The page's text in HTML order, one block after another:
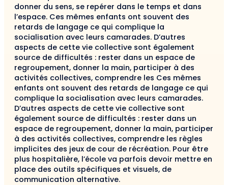
donner du sens, se repérer dans le temps et dans
l’espace. Ces mêmes enfants ont souvent des
retards de langage ce qui complique la
socialisation avec leurs camarades. D’autres
aspects de cette vie collective sont également
source de difficultés : rester dans un espace de
regroupement, donner la main, participer à des
activités collectives, comprendre les Ces mêmes
enfants ont souvent des retards de langage ce qui
complique la socialisation avec leurs camarades.
D’autres aspects de cette vie collective sont
également source de difficultés : rester dans un
espace de regroupement, donner la main, participer
à des activités collectives, comprendre les règles
implicites des jeux de cour de récréation. Pour être
plus hospitalière, l’école va parfois devoir mettre en
place des outils spécifiques et visuels, de
communication alternative.